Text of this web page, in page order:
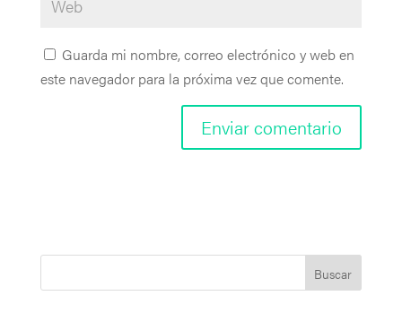
Guarda mi nombre, correo electrónico y web en
este navegador para la próxima vez que comente.
Buscar